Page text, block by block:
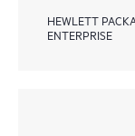
HEWLETT
ENTERPRISE